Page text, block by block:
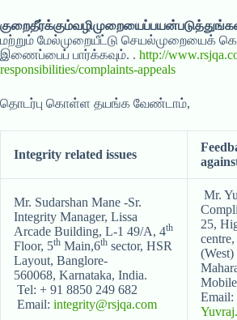
மற்றும் மேல்முறையீட்டு செயல்முறையைக்
இணைப்பைப் பார்க்கவும். . http://
responsibilities/complaints-appeals
தொடர்பு கொள்ள தயங்க வேண்டாம்,
Integrity related issues
Mr. Sudarshan Mane -Sr.
Integrity Manager, Lissa
Arcade Building, L-1 49/A, 4th
Floor, 5th Main,6th sector, HSR
Layout, Banglore-
560068, Karnataka, India.
Tel: + 91 8850 249 682
Email: integrity@rsjqa.com
Mr.
25,
Email: